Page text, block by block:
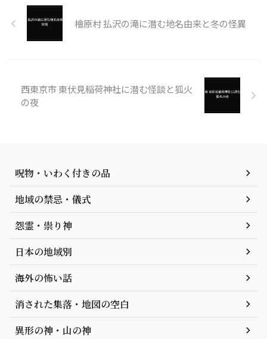
檜原村 払沢の滝に潜む地名由来と冬の怪異
西東京市 東伏見稲荷神社に潜む怪談と狐火
の夜
呪物・いわく付きの品
地域の禁忌・儀式
怨霊・祟り神
日本の地域別
海外の怖い話
消された集落・地図の空白
異形の神・山の神